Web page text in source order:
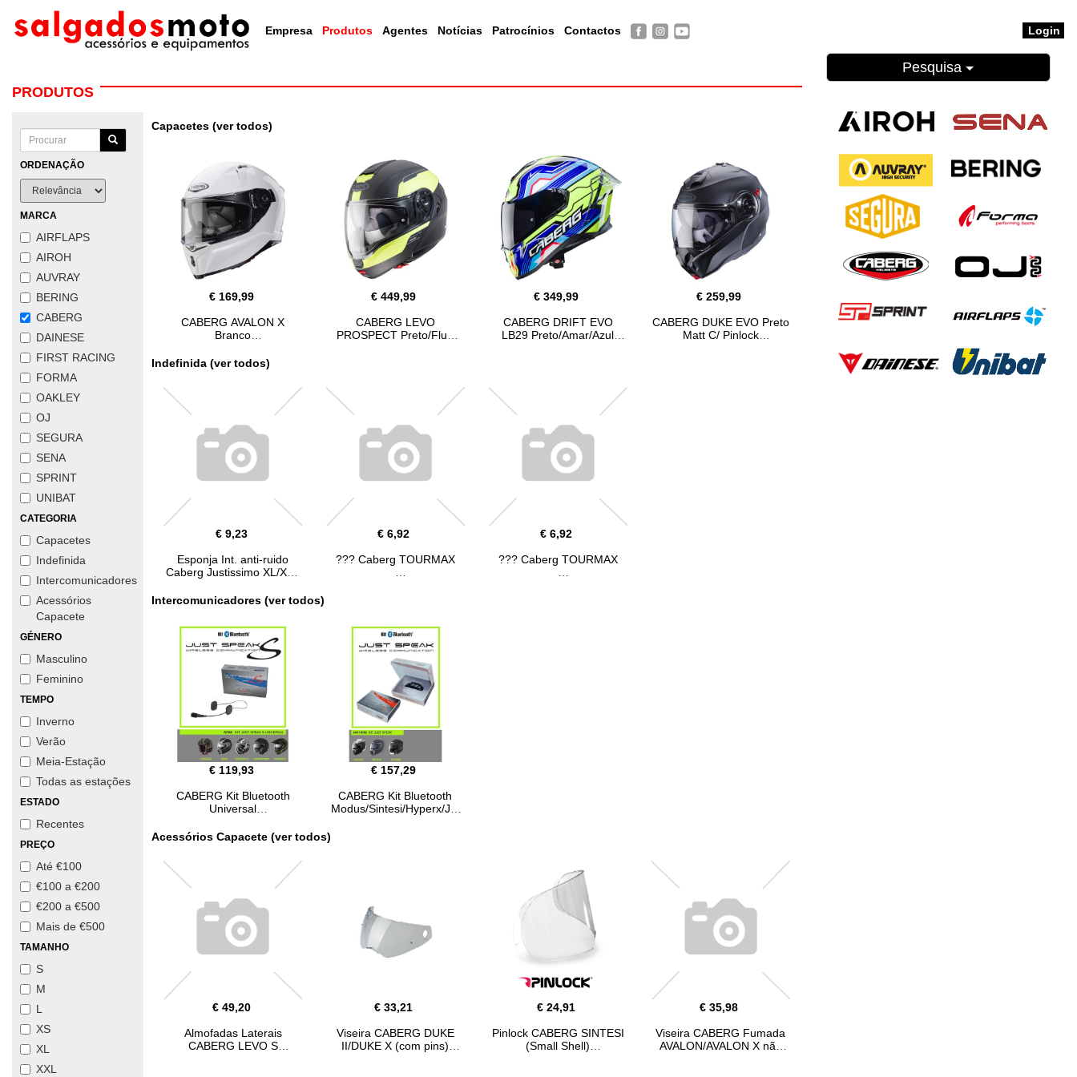
Empresa Produtos Agentes Notícias Patrocínios Contactos Login
PRODUTOS
ORDENAÇÃO
MARCA
AIRFLAPS
AIROH
AUVRAY
BERING
CABERG
DAINESE
FIRST RACING
FORMA
OAKLEY
OJ
SEGURA
SENA
SPRINT
UNIBAT
CATEGORIA
Capacetes
Indefinida
Intercomunicadores
Acessórios
Capacete
GÉNERO
Masculino
Feminino
TEMPO
Inverno
Verão
Meia-Estação
Todas as estações
ESTADO
Recentes
PREÇO
Até €100
€100 a €200
€200 a €500
Mais de €500
TAMANHO
S
M
L
XS
XL
XXL
Capacetes (ver todos)
€ 169,99
CABERG AVALON X
Branco
€ 449,99
CABERG LEVO
PROSPECT Preto/Fluo
€ 349,99
CABERG DRIFT EVO
LB29 Preto/Amar/Azul
€ 259,99
CABERG DUKE EVO Preto
Matt C/ Pinlock
Indefinida (ver todos)
€ 9,23
Esponja Int. anti-ruido
Caberg Justissimo XL/XXL
€ 6,92
??? Caberg TOURMAX
€ 6,92
??? Caberg TOURMAX
Intercomunicadores (ver todos)
€ 119,93
CABERG Kit Bluetooth
Universal
€ 157,29
CABERG Kit Bluetooth
Modus/Sintesi/Hyperx/Jet
Acessórios Capacete (ver todos)
€ 49,20
Almofadas Laterais
CABERG LEVO S
€ 33,21
Viseira CABERG DUKE
II/DUKE X (com pins)
€ 24,91
Pinlock CABERG SINTESI
(Small Shell)
€ 35,98
Viseira CABERG Fumada
AVALON/AVALON X não
Pesquisa